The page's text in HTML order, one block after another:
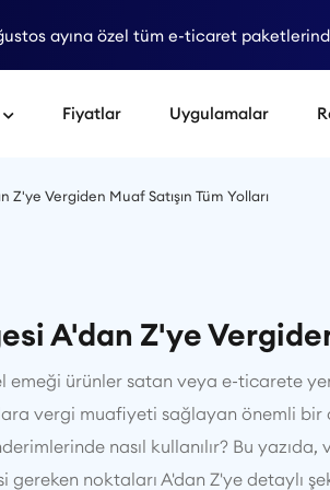
ayına özel tüm e-ticaret
Fiyatlar Uygulamalar
Vergiden Muaf Satışın Tüm Yolları
A'dan Z'ye
ürünler satan veya e-ticarete
vergi muafiyeti sağlayan önemli bir
nasıl kullanılır? Bu
gereken noktaları A'dan Z'ye detaylı